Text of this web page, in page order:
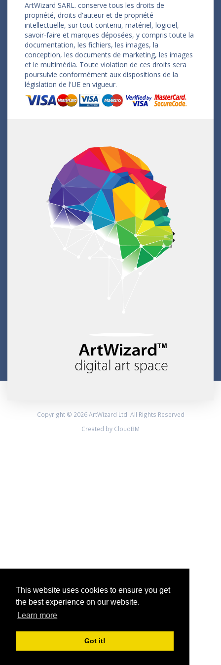
This website uses cookies to ensure you get
the best experience on our website.
Learn more
Got it!
ArtWizard SARL. conserve tous les droits de
propriété, droits d'auteur et de propriété
intellectuelle, sur tout contenu, matériel, logiciel,
savoir-faire et marques déposées, y compris toute la
documentation, les fichiers, les images, la
conception, les documents de marketing, les images
et le multimédia. Toute violation de ces droits sera
poursuivie conformément aux dispositions de la
législation de l'UE en vigueur.
Copyright © 2026 ArtWizard Ltd. All Rights Reserved
Created by CloudBM